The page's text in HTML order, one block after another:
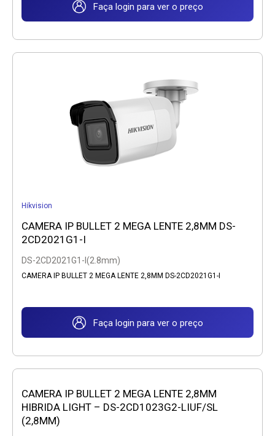
Faça login para ver o preço
Hikvision
CAMERA IP BULLET 2 MEGA LENTE 2,8MM DS-
2CD2021G1-I
DS-2CD2021G1-I(2.8mm)
CAMERA IP BULLET 2 MEGA LENTE 2,8MM DS-2CD2021G1-I
Faça login para ver o preço
CAMERA IP BULLET 2 MEGA LENTE 2,8MM
HIBRIDA LIGHT – DS-2CD1023G2-LIUF/SL
(2,8MM)